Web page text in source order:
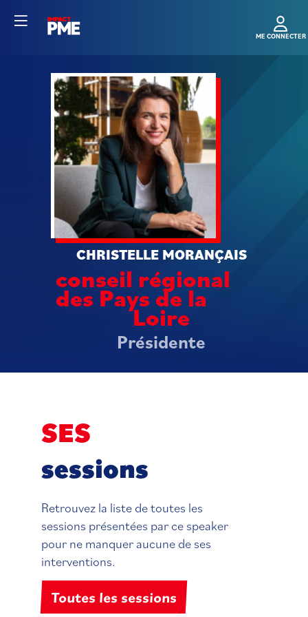
CM
CHRISTELLE MORANÇAIS
conseil régional
des Pays de la
Loire
Présidente
SES
sessions
Retrouvez la liste de toutes les
sessions présentées par ce speaker
pour ne manquer aucune de ses
interventions.
Toutes les sessions